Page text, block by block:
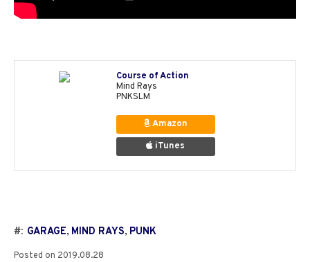
Course of Action
Mind Rays
PNKSLM
Amazon
iTunes
#: GARAGE, MIND RAYS, PUNK
Posted on 2019.08.28